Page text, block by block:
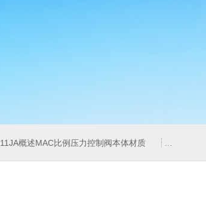
概述MAC比例压力控制阀本体材质